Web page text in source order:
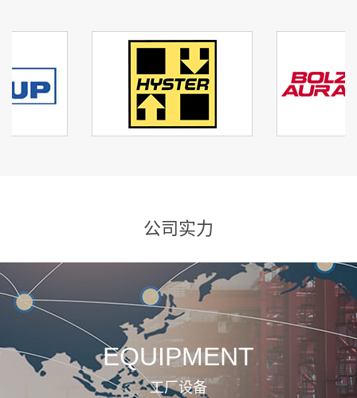
公司实力
EQUIPMENT
工厂设备